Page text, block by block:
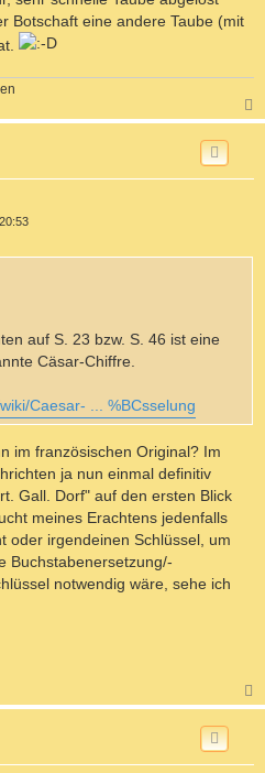
Botschaft eine andere Taube (mit
a
auf S. 23 bzw. S. 46 ist eine
Cäsar-Chiffre.
Caesar- ... %BCsselung
im französischen Original? Im
ja nun einmal definitiv
Gall. Dorf" auf den ersten Blick
meines Erachtens jedenfalls
oder irgendeinen Schlüssel, um
Buchstabenersetzung/-
notwendig wäre, sehe ich
a